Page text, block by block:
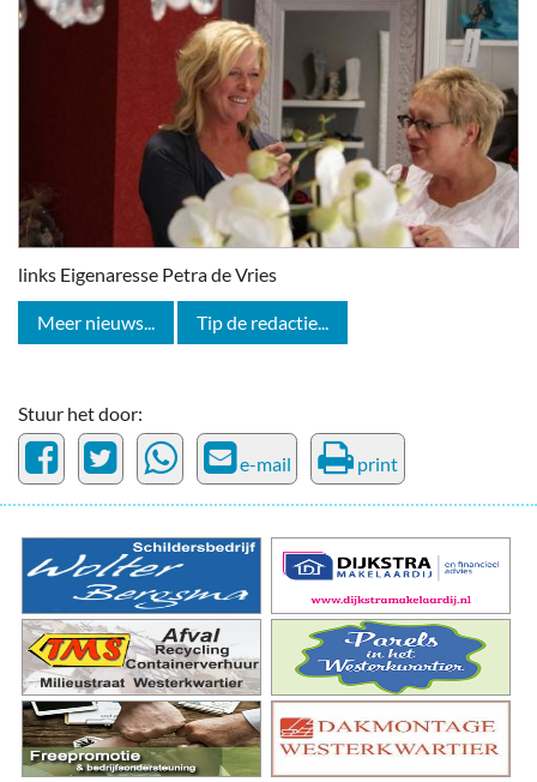
links Eigenaresse Petra de Vries
Meer nieuws... Tip de redactie...
Stuur het door:
e-mail print